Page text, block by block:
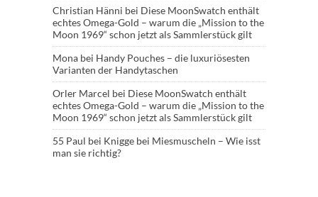
Christian Hänni bei Diese MoonSwatch enthält
echtes Omega-Gold – warum die „Mission to the
Moon 1969“ schon jetzt als Sammlerstück gilt
Mona bei Handy Pouches – die luxuriösesten
Varianten der Handytaschen
Orler Marcel bei Diese MoonSwatch enthält
echtes Omega-Gold – warum die „Mission to the
Moon 1969“ schon jetzt als Sammlerstück gilt
55 Paul bei Knigge bei Miesmuscheln – Wie isst
man sie richtig?